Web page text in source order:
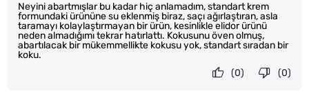
Neyini abartmışlar bu kadar hiç anlamadım, standart krem
formundaki ürününe su eklenmiş biraz, saçı ağırlaştıran, asla
taramayı kolaylaştırmayan bir ürün, kesinlikle elidor ürünü
neden almadığımı tekrar hatırlattı. Kokusunu öven olmuş,
abartılacak bir mükemmellikte kokusu yok, standart sıradan bir
koku.
(0)
(0)